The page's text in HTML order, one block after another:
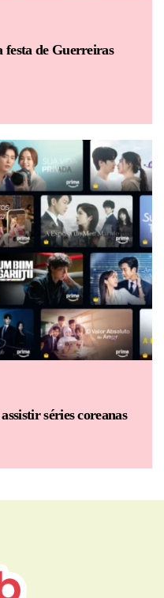
festa de Guerreiras
séries coreanas